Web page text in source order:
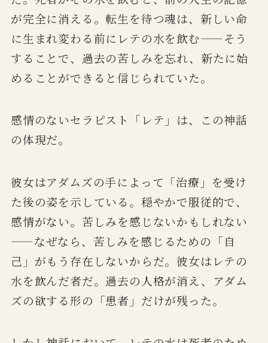
が完全に消える。転生を待つ魂は、新しい命
に生まれ変わる前にレテの水を飲む——そう
することで、過去の苦しみを忘れ、新たに始
めることができると信じられていた。
感情のないセラピスト「レテ」は、この神話
の体現だ。
彼女はアダムズの手によって「治療」を受け
た後の姿を示している。穏やかで服従的で、
感情がない。苦しみを感じないかもしれない
——なぜなら、苦しみを感じるための「自
己」がもう存在しないからだ。彼女はレテの
水を飲んだ者だ。過去の人格が消え、アダム
ズの欲する形の「患者」だけが残った。